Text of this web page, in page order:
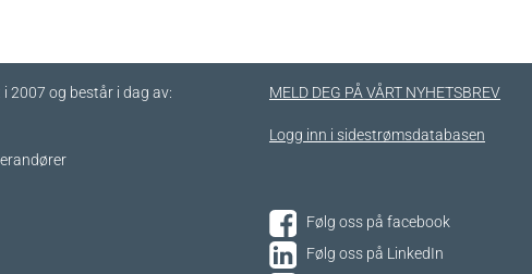
2007 og består i dag av: MELD DEG PÅ VÅRT NYHETSBREV
Logg inn i sidestrømsdatabasen
Følg oss på facebook
Følg oss på LinkedIn